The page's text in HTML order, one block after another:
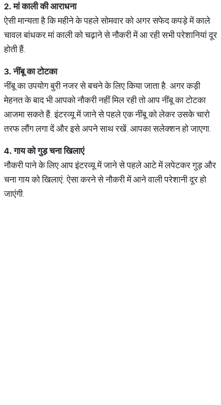
2.मां काली की आराधना
ऐसी मान्यता है कि महीने के पहले सोमवार को अगर सफेद कपड़े में काले
चावल बांधकर मां काली को चढ़ाने से नौकरी में आ रही सभी परेशानियां दूर
होती हैं.
3.नींबू का टोटका
नींबू का उपयोग बुरी नजर से बचने के लिए किया जाता है. अगर कड़ी
मेहनत के बाद भी आपको नौकरी नहीं मिल रही तो आप नींबू का टोटका
आजमा सकते हैं. इंटरव्यू में जाने से पहले एक नींबू को लेकर उसके चारो
तरफ लौंग लगा दें और इसे अपने साथ रखें. आपका सलेक्शन हो जाएगा.
4.गाय को गुड़ चना खिलाएं
नौकरी पाने के लिए आप इंटरव्यू में जाने से पहले आटे में लपेटकर गुड़ और
चना गाय को खिलाएं. ऐसा करने से नौकरी में आने वाली परेशानी दूर हो
जाएंगी.